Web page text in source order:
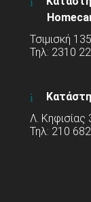
Τσιμισκή
Τηλ: 2310
Λ. Κηφισίας
Τηλ: 210